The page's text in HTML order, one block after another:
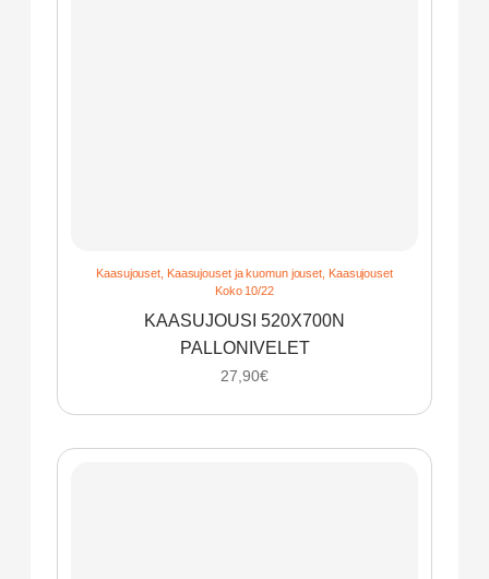
Kaasujouset Kaasujouset ja kuomun jouset Kaasujouset
Koko 10/22
KAASUJOUSI 520X700N
PALLONIVELET
27,90€